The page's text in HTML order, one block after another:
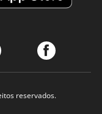
reservados.